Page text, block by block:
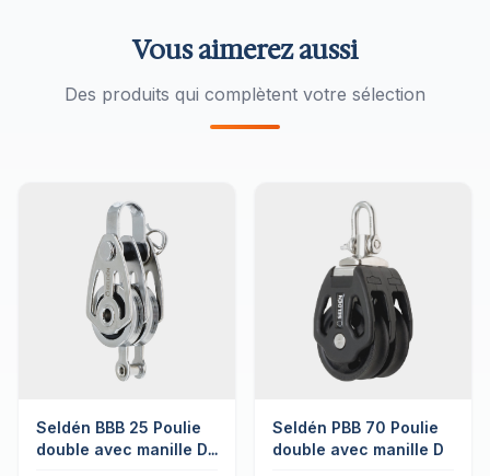
Vous aimerez aussi
Des produits qui complètent votre sélection
Seldén BBB 25 Poulie
double avec manille D
Seldén PBB 70 Poulie
double avec manille D